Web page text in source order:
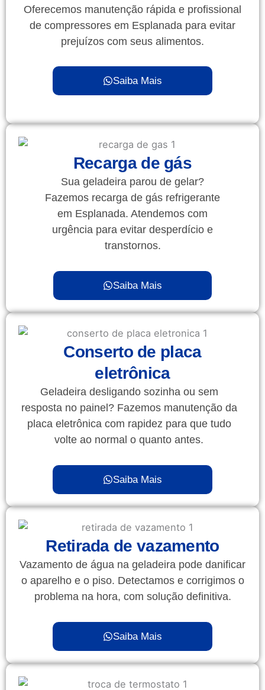
Oferecemos manutenção rápida e profissional
de compressores em Esplanada para evitar
prejuízos com seus alimentos.
Saiba Mais
Recarga de gás
Sua geladeira parou de gelar?
Fazemos recarga de gás refrigerante
em Esplanada. Atendemos com
urgência para evitar desperdício e
transtornos.
Saiba Mais
Conserto de placa
eletrônica
Geladeira desligando sozinha ou sem
resposta no painel? Fazemos manutenção da
placa eletrônica com rapidez para que tudo
volte ao normal o quanto antes.
Saiba Mais
Retirada de vazamento
Vazamento de água na geladeira pode danificar
o aparelho e o piso. Detectamos e corrigimos o
problema na hora, com solução definitiva.
Saiba Mais